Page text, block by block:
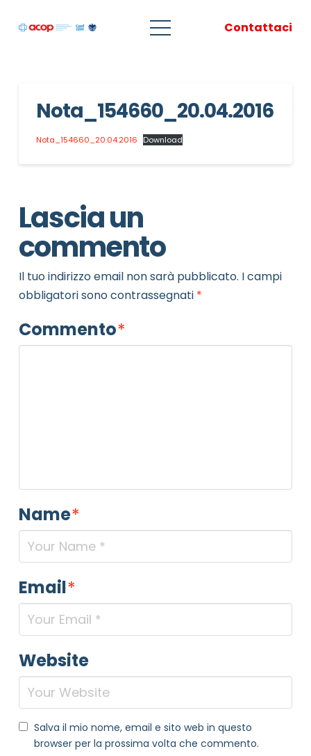
Contattaci
Nota_154660_20.04.2016
Nota_154660_20.04.2016 Download
Lascia un
commento
Il tuo indirizzo email non sarà pubblicato. I campi
obbligatori sono contrassegnati *
Commento*
Name*
Email*
Website
Salva il mio nome, email e sito web in questo
browser per la prossima volta che commento.